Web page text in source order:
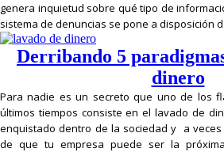
genera inquietud sobre qué tipo de
sistema de denuncias se pone a disposición
Derribando 5
dinero
Para nadie es un secreto que uno de los
últimos tiempos consiste en el lavado de
enquistado dentro de la sociedad y a
de que tu empresa puede ser la